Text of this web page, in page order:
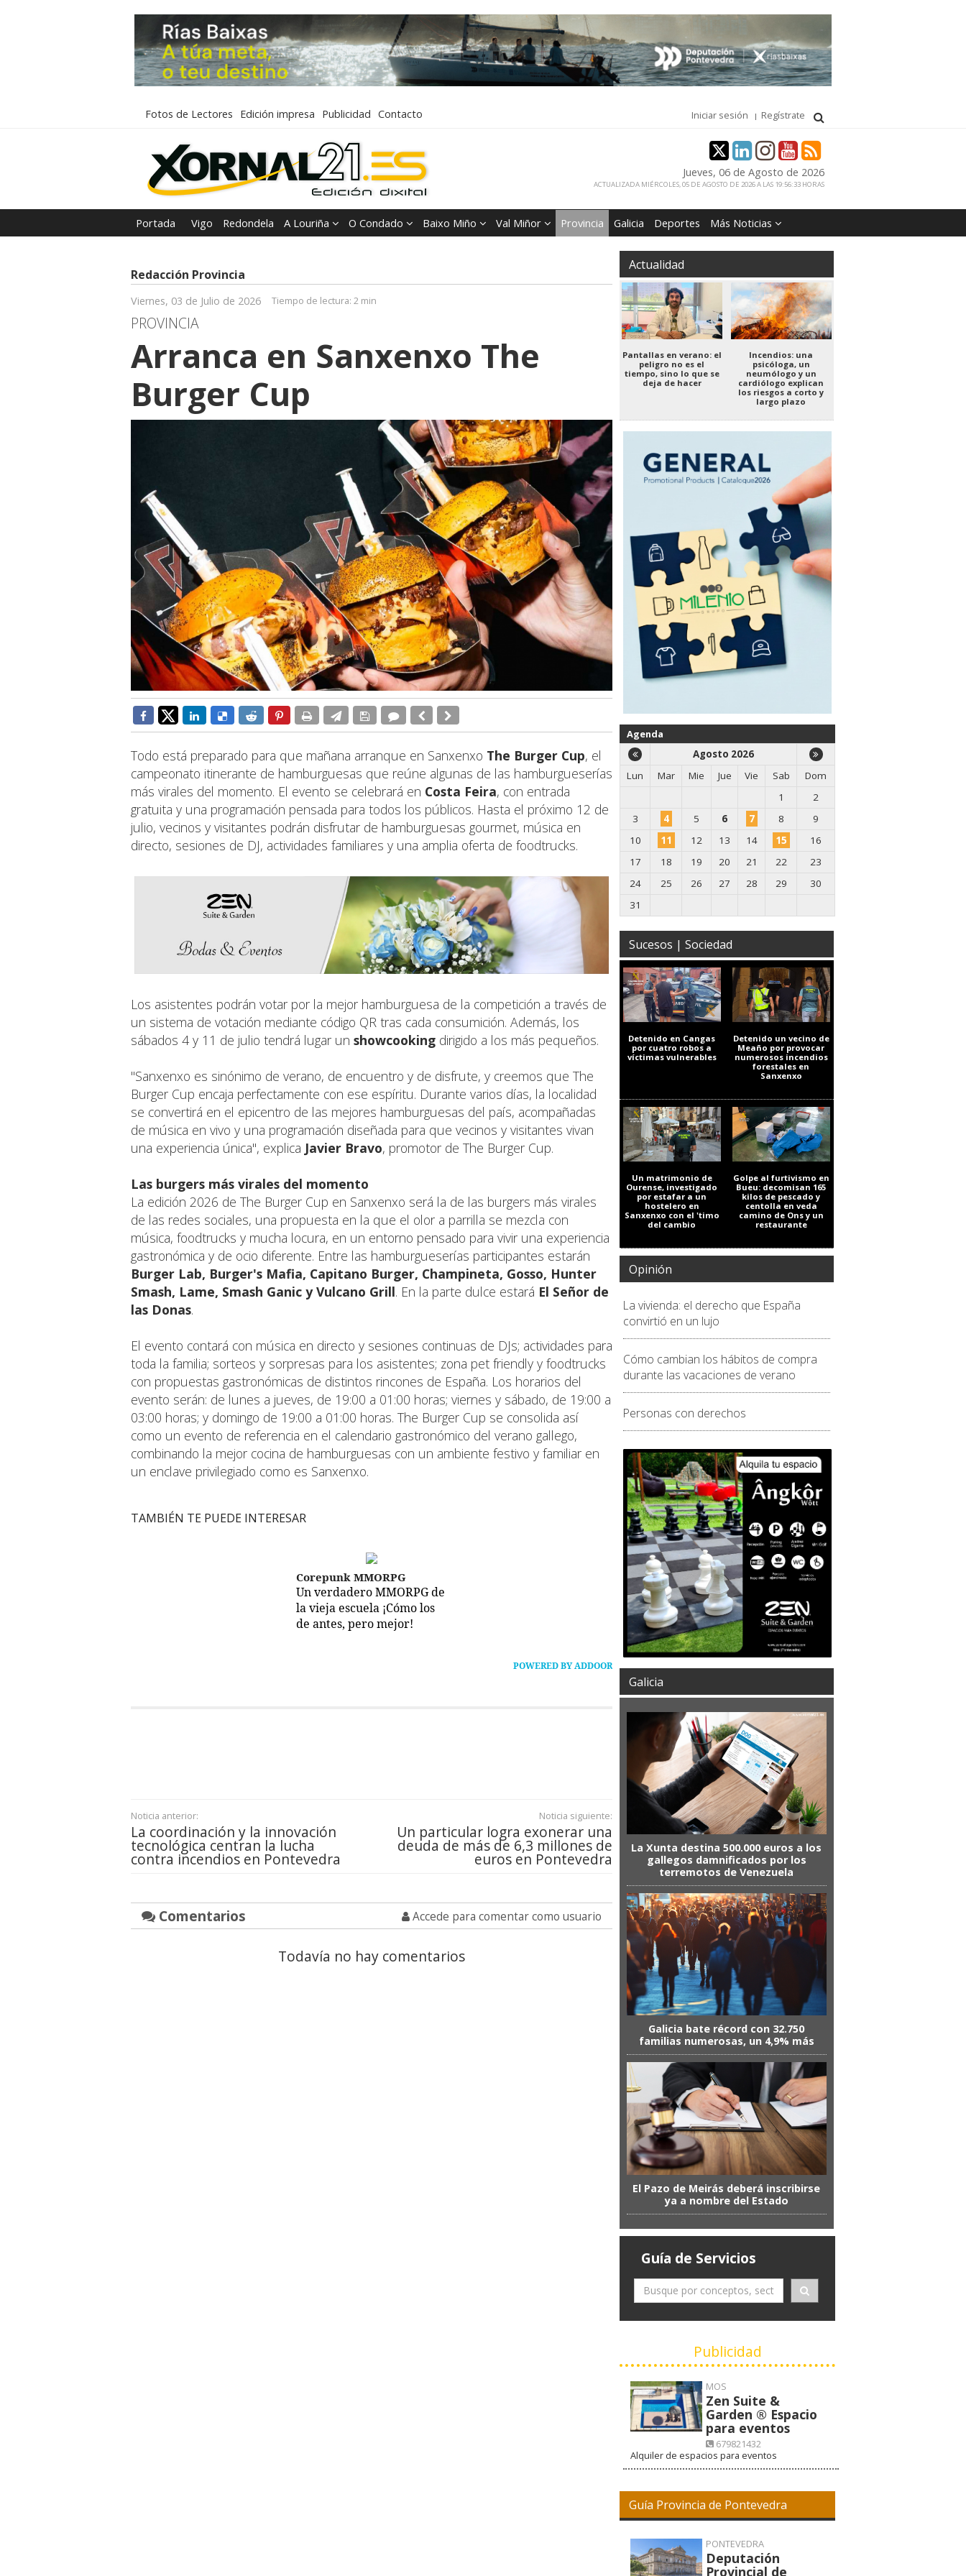
Fotos de Lectores Edición impresa Publicidad Contacto Iniciar sesión Regístrate
Jueves, 06 de Agosto de 2026
ACTUALIZADA MIÉRCOLES, 05 DE AGOSTO DE 2026 A LAS 19:56:33 HORAS
Portada Vigo Redondela A Louriña O Condado Baixo Miño Val Miñor Provincia Galicia Deportes Más Noticias
Redacción Provincia
Viernes, 03 de Julio de 2026 Tiempo de lectura: 2 min
PROVINCIA
Arranca en Sanxenxo The
Burger Cup
Todo está preparado para que mañana arranque en Sanxenxo The Burger Cup, el
campeonato itinerante de hamburguesas que reúne algunas de las hamburgueserías
más virales del momento. El evento se celebrará en Costa Feira, con entrada
gratuita y una programación pensada para todos los públicos. Hasta el próximo 12 de
julio, vecinos y visitantes podrán disfrutar de hamburguesas gourmet, música en
directo, sesiones de DJ, actividades familiares y una amplia oferta de foodtrucks.
Los asistentes podrán votar por la mejor hamburguesa de la competición a través de
un sistema de votación mediante código QR tras cada consumición. Además, los
sábados 4 y 11 de julio tendrá lugar un showcooking dirigido a los más pequeños.
"Sanxenxo es sinónimo de verano, de encuentro y de disfrute, y creemos que The
Burger Cup encaja perfectamente con ese espíritu. Durante varios días, la localidad
se convertirá en el epicentro de las mejores hamburguesas del país, acompañadas
de música en vivo y una programación diseñada para que vecinos y visitantes vivan
una experiencia única", explica Javier Bravo, promotor de The Burger Cup.
Las burgers más virales del momento
La edición 2026 de The Burger Cup en Sanxenxo será la de las burgers más virales
de las redes sociales, una propuesta en la que el olor a parrilla se mezcla con
música, foodtrucks y mucha locura, en un entorno pensado para vivir una experiencia
gastronómica y de ocio diferente. Entre las hamburgueserías participantes estarán
Burger Lab, Burger's Mafia, Capitano Burger, Champineta, Gosso, Hunter
Smash, Lame, Smash Ganic y Vulcano Grill. En la parte dulce estará El Señor de
las Donas.
El evento contará con música en directo y sesiones continuas de DJs; actividades para
toda la familia; sorteos y sorpresas para los asistentes; zona pet friendly y foodtrucks
con propuestas gastronómicas de distintos rincones de España. Los horarios del
evento serán: de lunes a jueves, de 19:00 a 01:00 horas; viernes y sábado, de 19:00 a
03:00 horas; y domingo de 19:00 a 01:00 horas. The Burger Cup se consolida así
como un evento de referencia en el calendario gastronómico del verano gallego,
combinando la mejor cocina de hamburguesas con un ambiente festivo y familiar en
un enclave privilegiado como es Sanxenxo.
TAMBIÉN TE PUEDE INTERESAR
Corepunk MMORPG
Un verdadero MMORPG de
la vieja escuela ¡Cómo los
de antes, pero mejor!
POWERED BY ADDOOR
Noticia anterior:
La coordinación y la innovación
tecnológica centran la lucha
contra incendios en Pontevedra
Noticia siguiente:
Un particular logra exonerar una
deuda de más de 6,3 millones de
euros en Pontevedra
Comentarios Accede para comentar como usuario
Todavía no hay comentarios
Actualidad
Pantallas en verano: el
peligro no es el
tiempo, sino lo que se
deja de hacer
Incendios: una
psicóloga, un
neumólogo y un
cardiólogo explican
los riesgos a corto y
largo plazo
Agenda
Agosto 2026
Lun
Mar Mie Jue Vie Sab
Dom
1
2
3
4 5 6 7 8
9
10
11 12 13 14 15
16
17
18 19 20 21 22
23
24
25 26 27 28 29
30
31
Sucesos | Sociedad
Detenido en Cangas
por cuatro robos a
víctimas vulnerables
Detenido un vecino de
Meaño por provocar
numerosos incendios
forestales en
Sanxenxo
Un matrimonio de
Ourense, investigado
por estafar a un
hostelero en
Sanxenxo con el 'timo
del cambio
Golpe al furtivismo en
Bueu: decomisan 165
kilos de pescado y
centolla en veda
camino de Ons y un
restaurante
Opinión
La vivienda: el derecho que España
convirtió en un lujo
Cómo cambian los hábitos de compra
durante las vacaciones de verano
Personas con derechos
Galicia
La Xunta destina 500.000 euros a los
gallegos damnificados por los
terremotos de Venezuela
Galicia bate récord con 32.750
familias numerosas, un 4,9% más
El Pazo de Meirás deberá inscribirse
ya a nombre del Estado
Guía de Servicios
Publicidad
MOS
Zen Suite &
Garden ® Espacio
para eventos
679821432
VISITAR WEB
Alquiler de espacios para eventos
Guía Provincia de Pontevedra
PONTEVEDRA
Deputación
Provincial de